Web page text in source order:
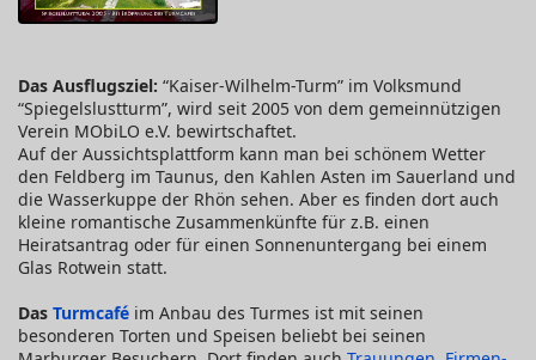
Das Ausflugsziel: “Kaiser-Wilhelm-Turm” im Volksmund
“Spiegelslustturm”, wird seit 2005 von dem gemeinnützigen
Verein MObiLO e.V. bewirtschaftet.
Auf der Aussichtsplattform kann man bei schönem Wetter
den Feldberg im Taunus, den Kahlen Asten im Sauerland und
die Wasserkuppe der Rhön sehen. Aber es finden dort auch
kleine romantische Zusammenkünfte für z.B. einen
Heiratsantrag oder für einen Sonnenuntergang bei einem
Glas Rotwein statt.
Das Turmcafé im Anbau des Turmes ist mit seinen
besonderen Torten und Speisen beliebt bei seinen